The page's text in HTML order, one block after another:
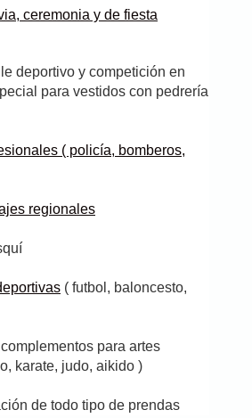
ceremonia y de fiesta
deportivo y competición en
para vestidos con pedrería
( policía, bomberos,
regionales
( futbol, baloncesto,
para artes
karate, judo, aikido )
de todo tipo de prendas